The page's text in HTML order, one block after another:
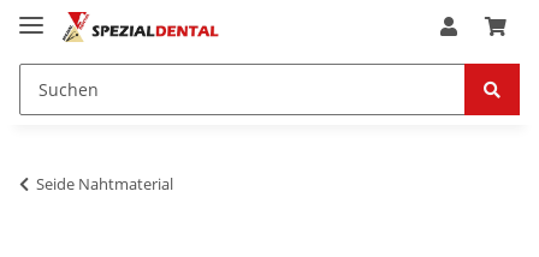
Seide Nahtmaterial